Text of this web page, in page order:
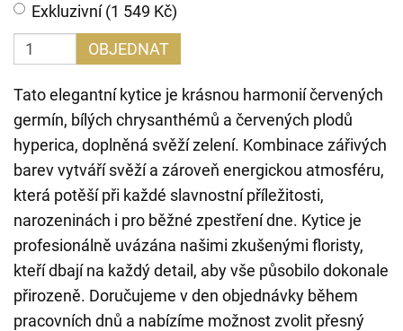
Exkluzivní (1 549 Kč)
OBJEDNAT
Tato elegantní kytice je krásnou harmonií červených
germín, bílých chrysanthémů a červených plodů
hyperica, doplněná svěží zelení. Kombinace zářivých
barev vytváří svěží a zároveň energickou atmosféru,
která potěší při každé slavnostní příležitosti,
narozeninách i pro běžné zpestření dne. Kytice je
profesionálně uvázána našimi zkušenými floristy,
kteří dbají na každý detail, aby vše působilo dokonale
přirozeně. Doručujeme v den objednávky během
pracovních dnů a nabízíme možnost zvolit přesný